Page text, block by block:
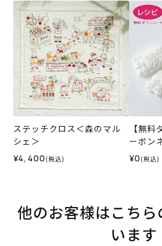
ステッチクロス＜森のマル
シェ＞
¥4,400 (税込)
【無
ーボン
シピ）
¥0 (税込)
他のお客様はこちら
います